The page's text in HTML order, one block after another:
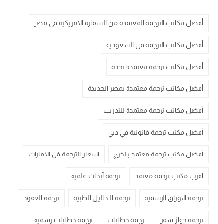
أفضل مكاتب الترجمة المعتمدة من السفارة الامريكية في مصر
أفضل مكاتب الترجمة في السعودية
أفضل مكاتب ترجمة معتمدة بجدة
أفضل مكاتب ترجمة معتمدة بمصر الجديدة
أفضل مكاتب ترجمة معتمدة للتدريب
أفضل مكتب ترجمة قانونية في دبي
أفضل مكتب ترجمة معتمد بالخرج اسعار الترجمة في الامارات
اقرب مكتب ترجمة معتمد ترجمة أبحاث علمية
ترجمة الاوراق الرسمية ترجمة التحاليل الطبية ترجمة العقود
ترجمة جواز سفر ترجمة خطابات ترجمة خطابات رسمية